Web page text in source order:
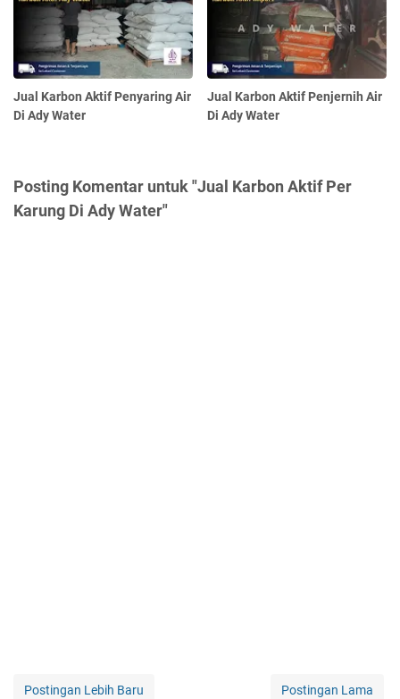
Jual Karbon Aktif Penyaring Air
Di Ady Water
Jual Karbon Aktif Penjernih Air
Di Ady Water
Posting Komentar untuk "Jual Karbon Aktif Per
Karung Di Ady Water"
Postingan Lebih Baru Postingan Lama